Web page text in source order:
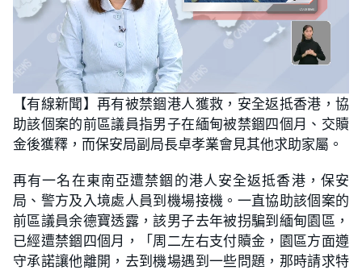
n
m
t
e
o
a
d
e
d
:
2
1
3
%
【有線新聞】再有被禁錮港人獲救，安全返抵香港，協
助該個案的前區議員指男子在緬甸被禁錮四個月、交贖
金後獲釋，而保安局副局長卓孝業會見其他求助家屬。
再有一名在東南亞遭禁錮的港人安全返抵香港，保安
局、警方及入境處人員到機場接機。一直協助該個案的
前區議員余德寶透露，該男子去年被拐騙到緬甸園區，
已經遭禁錮四個月，「周二左右支付贖金，園區方面遵
守承諾讓他離開，去到機場遇到一些問題，那時請求特